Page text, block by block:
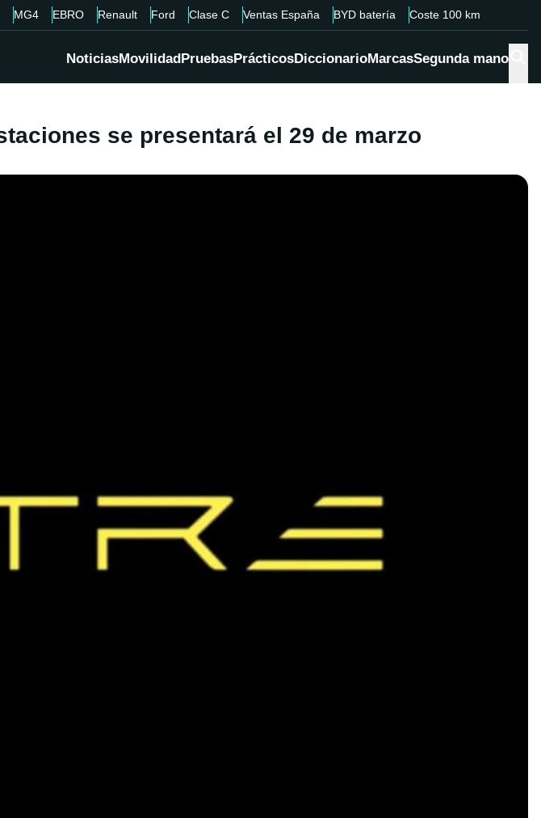
MG4 EBRO Renault Ford Clase C Ventas España BYD batería Coste 100 km
NoticiasMovilidadPruebasPrácticosDiccionarioMarcasSegunda mano
se presentará el 29 de marzo